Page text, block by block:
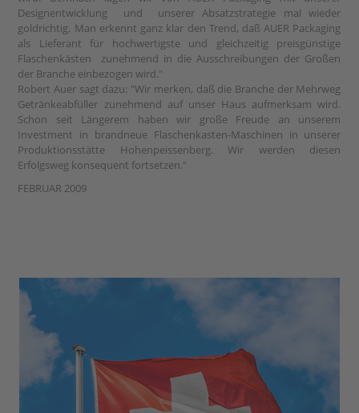
Designentwicklung und unserer Absatzstrategie mal wieder
goldrichtig. Man erkennt ganz klar den Trend, daß AUER Packaging
als Lieferant für hochwertigste und gleichzeitig preisgünstige
Flaschenkästen zunehmend in die Ausschreibungen der Großen
der Branche einbezogen wird."
Robert Auer sagt dazu: "Wir merken, daß die Branche der Mehrweg
Getränkeabfüller zunehmend auf unser Haus aufmerksam wird.
Schon seit Längerem haben wir große Freude an unserem
Investment in brandneue Flaschenkasten-Maschinen in unserer
Produktionsstätte Hohenpeissenberg. Wir werden diesen
Erfolgsweg konsequent fortsetzen."
FEBRUAR 2009